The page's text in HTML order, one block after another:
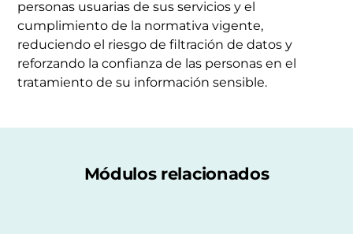
personas usuarias de sus servicios y el
cumplimiento de la normativa vigente,
reduciendo el riesgo de filtración de datos y
reforzando la confianza de las personas en el
tratamiento de su información sensible.
Módulos relacionados